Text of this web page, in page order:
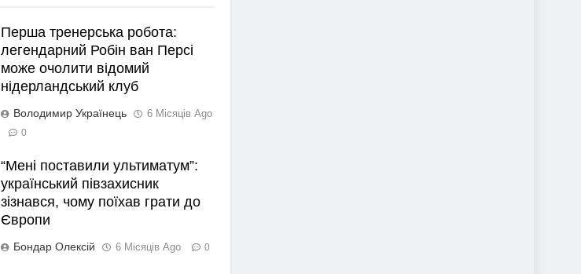
Перша тренерська робота:
легендарний Робін ван Персі
може очолити відомий
нідерландський клуб
Володимир Українець 6 Місяців Ago
0
“Мені поставили ультиматум”:
український півзахисник
зізнався, чому поїхав грати до
Європи
Бондар Олексій 6 Місяців Ago 0